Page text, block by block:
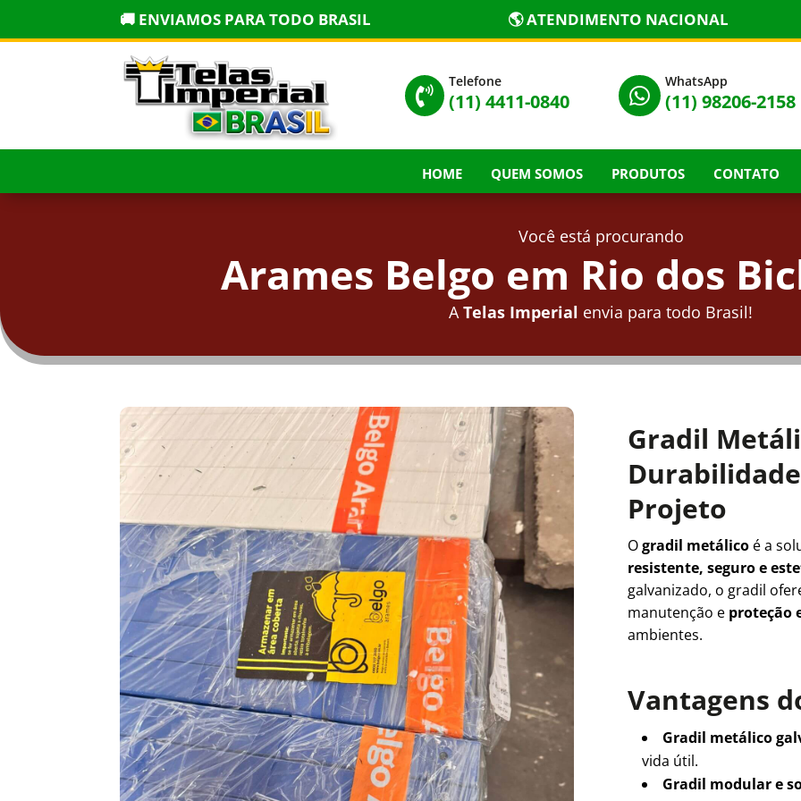
🚚 ENVIAMOS PARA TODO BRASIL 🌎 ATENDIMENTO NACIONAL

Telefone
(11) 4411-0840 
WhatsApp
(11) 98206-2158
HOME QUEM SOMOS PRODUTOS CONTATO
Você está procurando
Arames Belgo em Rio dos
ATelas Imperial envia para todo Brasil!
Gradil
Projeto
Ogradil metálicoé a
resistente, seguro e
galvanizado, o gradil
manutenção e proteção
ambientes.
Vantagens
Gradil metálico
vida útil.
Gradil modular e